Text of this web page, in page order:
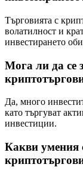
Търговията с
волатилност и
инвестирането
Мога ли да се
Да, много
като търгуват
инвестиции.
Какви умения